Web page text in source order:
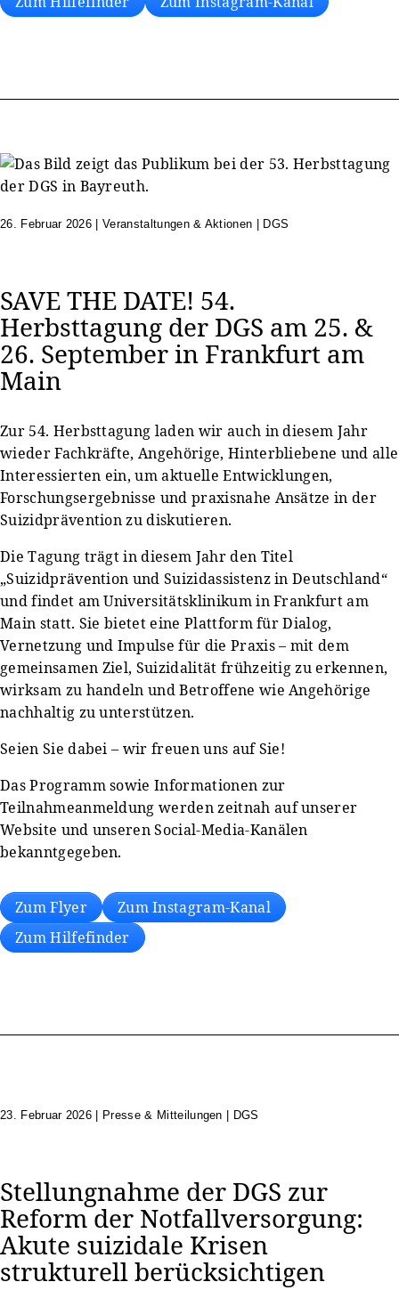
26. Februar 2026 |Veranstaltungen & Aktionen | DGS
SAVE THE DATE! 54.
Herbsttagung der DGS am 25. &
26. September in Frankfurt am
Main
Zur 54. Herbsttagung laden wir auch in diesem Jahr
wieder Fachkräfte, Angehörige, Hinterbliebene und alle
Interessierten ein, um aktuelle Entwicklungen,
Forschungsergebnisse und praxisnahe Ansätze in der
Suizidprävention zu diskutieren.
Die Tagung trägt in diesem Jahr den Titel
„Suizidprävention und Suizidassistenz in Deutschland“
und findet am Universitätsklinikum in Frankfurt am
Main statt. Sie bietet eine Plattform für Dialog,
Vernetzung und Impulse für die Praxis – mit dem
gemeinsamen Ziel, Suizidalität frühzeitig zu erkennen,
wirksam zu handeln und Betroffene wie Angehörige
nachhaltig zu unterstützen.
Seien Sie dabei – wir freuen uns auf Sie!
Das Programm sowie Informationen zur
Teilnahmeanmeldung werden zeitnah auf unserer
Website und unseren Social-Media-Kanälen
bekanntgegeben.
Zum Flyer
Zum Instagram-Kanal
Zum Hilfefinder
23. Februar 2026 Presse & Mitteilungen | DGS
Stellungnahme der DGS zur
Reform der Notfallversorgung:
Akute suizidale Krisen
strukturell berücksichtigen